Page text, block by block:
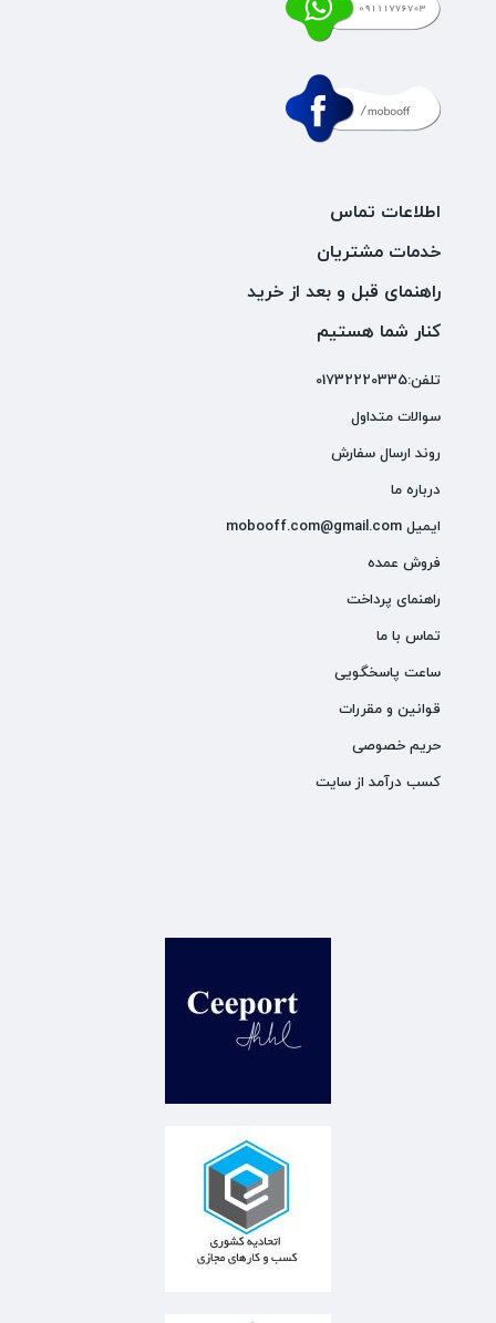
اطلاعات تماس
خدمات مشتریان
راهنمای قبل و بعد از خرید
کنار شما هستیم
تلفن:01732220335
سوالات متداول
روند ارسال سفارش
درباره ما
ایمیل mobooff.com@gmail.com
فروش عمده
راهنمای پرداخت
تماس با ما
ساعت پاسخگویی
قوانین و مقررات
حریم خصوصی
کسب درآمد از سایت